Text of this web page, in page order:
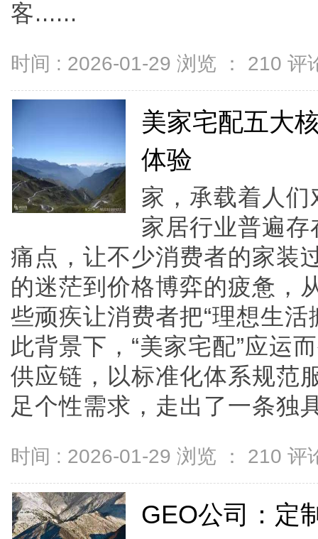
客......
时间 : 2026-01-29 浏览 ： 210 评
美家宅配五大
体验
家，承载着人
家居行业普遍
痛点，让不少消费者的家装
的迷茫到价格博弈的疲惫，
些顽疾让消费者把“理想生
此背景下，“美家宅配”应运
供应链，以标准化体系规范
足个性需求，走出了一条独
时间 : 2026-01-29 浏览 ： 210 评
GEO公司：定